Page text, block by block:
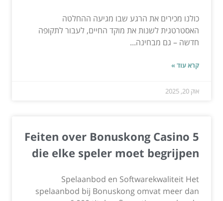
כולנו מכירים את הרגע שבו מגיעה ההחלטה
האסטרטגית לשנות את מוקד החיים, לעבור לתקופה
חדשה – גם מבחינה...
קרא עוד »
אוק 20, 2025
5 Feiten over Bonuskong Casino
die elke speler moet begrijpen
Spelaanbod en Softwarekwaliteit Het
spelaanbod bij Bonuskong omvat meer dan